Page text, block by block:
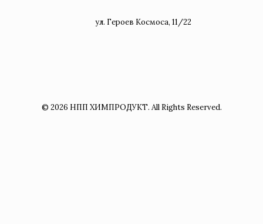
ул. Героев Космоса, 11/22
© 2026 НПП ХИМПРОДУКТ. All Rights Reserved.